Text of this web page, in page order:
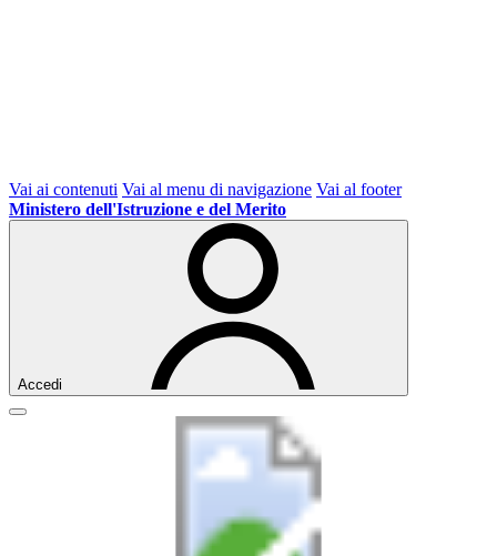
Vai ai contenuti Vai al menu di navigazione Vai al footer
Ministero dell'Istruzione e del Merito
Accedi